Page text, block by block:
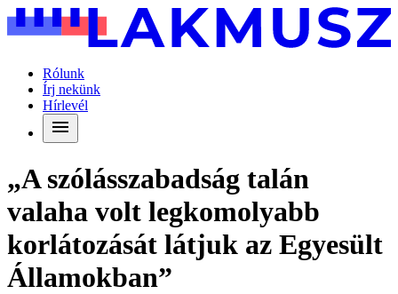
Rólunk
Írj nekünk
Hírlevél
„A szólásszabadság talán
valaha volt legkomolyabb
korlátozását látjuk az Egyesült
Államokban”